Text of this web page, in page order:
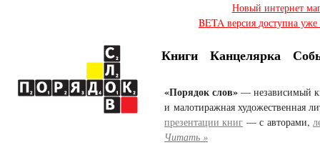
Новый интернет
BETA версия доступна
Книги Канцелярка
«Порядок слов» — независимый
и малотиражная художественная
презентации книг — с авторами,
Читать »